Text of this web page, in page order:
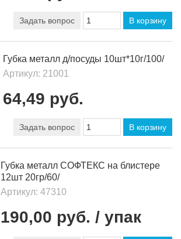
Задать вопрос В корзину
Губка металл д/посуды 10шт*10г/100/
Артикул: 21001
64,49 руб.
Задать вопрос В корзину
Губка металл СОФТЕКС на блистере
12шт 20гр/60/
Артикул: 47310
190,00 руб. / упак